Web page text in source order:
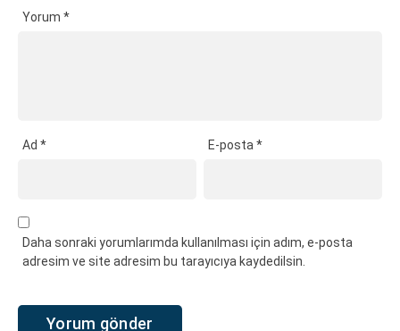
Yorum *
Ad * E-posta*
Daha sonraki yorumlarımda kullanılması için adım, e-posta
adresim ve site adresim bu tarayıcıya kaydedilsin.